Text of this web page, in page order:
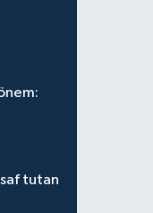
tutan